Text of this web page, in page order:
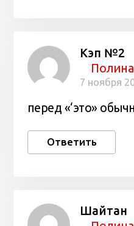
Кэп №2
Полина
7 ноября
перед «‘это»
Ответить
Шайтан